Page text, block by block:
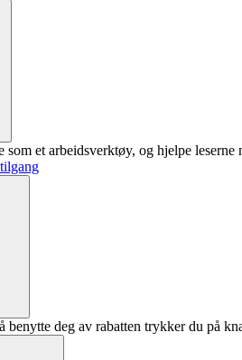
et arbeidsverktøy, og hjelpe
deg av rabatten trykker du på